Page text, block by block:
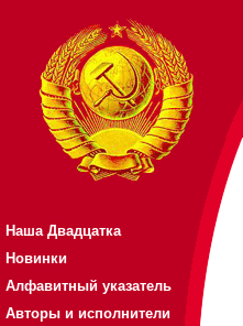
Наша Двадцатка
Новинки
Алфавитный указатель
Авторы и исполнители